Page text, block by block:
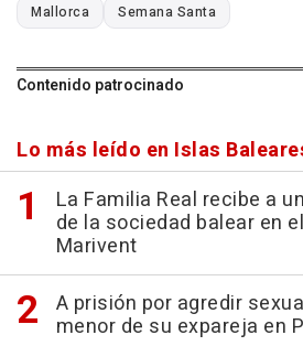
Mallorca Semana Santa
Contenido patrocinado
Lo más leído en Islas
La Familia Real recibe a
de la sociedad balear en
Marivent
A prisión por agredir
menor de su expareja en